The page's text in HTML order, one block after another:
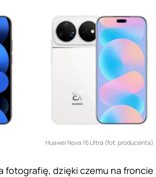
Huawei Nova 16 Ultra (fot. producenta)
fotografię, dzięki czemu na froncie